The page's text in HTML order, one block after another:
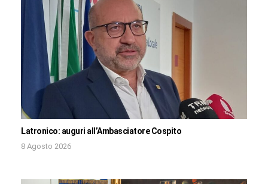
Latronico: auguri all’Ambasciatore Cospito
8 Agosto 2026